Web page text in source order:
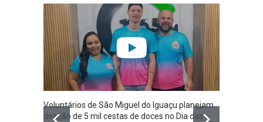
Voluntários de São Miguel do Iguaçu planejam
doação de 5 mil cestas de doces no Dia das